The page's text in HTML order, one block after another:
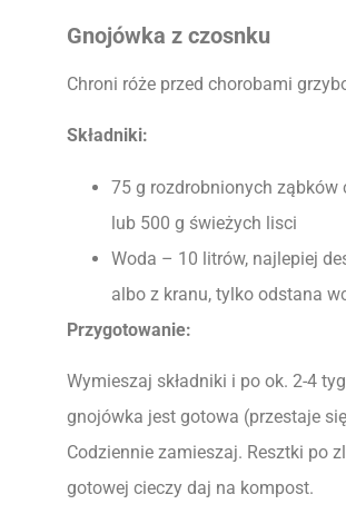
Gnojówka z czosnku
Chroni róże przed chorobami
Składniki:
75 g rozdrobnionych ząbków
lub 500 g świeżych lisci
Woda – 10 litrów, najlepiej
albo z kranu, tylko odstana
Przygotowanie:
Wymieszaj składniki i po ok. 2-4
gnojówka jest gotowa (przestaje
Codziennie zamieszaj. Resztki po
gotowej cieczy daj na kompost.